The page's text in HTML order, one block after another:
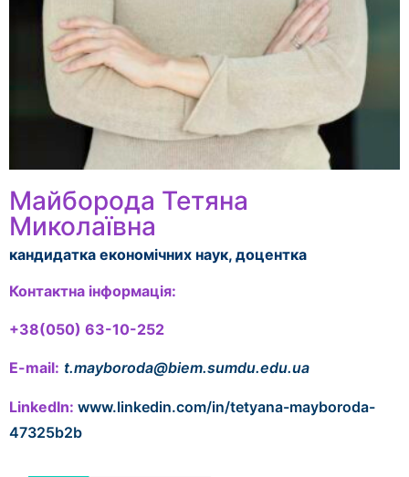
Майборода Тетяна
Миколаївна
кандидатка економічних наук, доцентка
Контактна інформація:
+38(050) 63-10-252
E-mail: t.mayboroda@biem.sumdu.edu.ua
LinkedIn: www.linkedin.com/in/tetyana-mayboroda-
47325b2b